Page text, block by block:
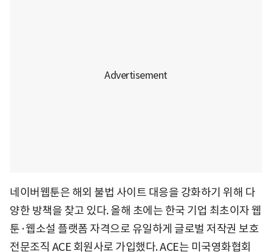
네이버웹툰은 해외 불법 사이트 대응을 강화하기 위해 다
양한 방책을 찾고 있다. 올해 초에는 한국 기업 최초이자 웹
툰·웹소설 플랫폼 자격으로 유일하게 글로벌 저작권 보호
전문조직 ACE 회원사로 가입했다. ACE는 미국영화협회